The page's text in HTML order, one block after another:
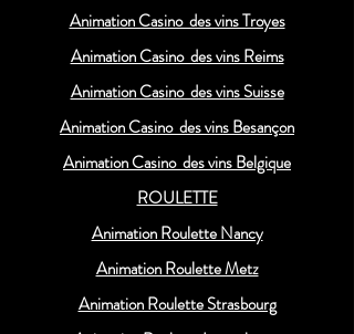
Animation Casino des vins Troyes
Animation Casino des vins Reims
Animation Casino des vins Suisse
Animation Casino des vins Besançon
Animation Casino des vins Belgique
ROULETTE
Animation Roulette Nancy
Animation Roulette Metz
Animation Roulette Strasbourg